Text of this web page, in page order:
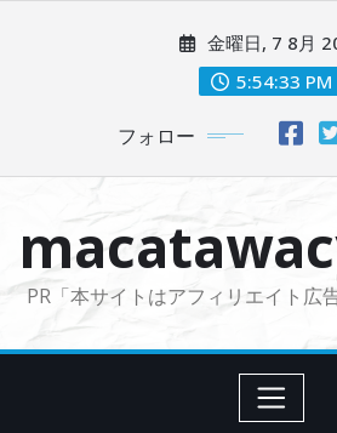
に
金曜日, 7 8月
5:54:34 PM
フォロー
PR「本サイトはアフィリエイト広